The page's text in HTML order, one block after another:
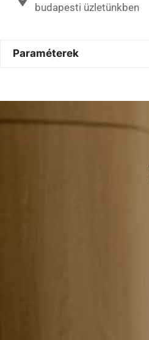
budapesti üzletünkben
Paraméterek